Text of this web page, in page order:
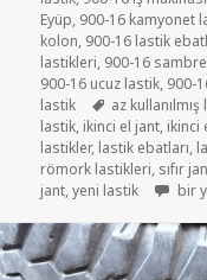
Eyüp, 900-16 kamyonet
kolon, 900-16 lastik
lastikleri, 900-16
900-16 ucuz lastik, 900-
lastik
Etiketler
az
lastik, ikinci el jant, ikinci
lastikler, lastik ebatları,
römork lastikleri, sıfır
jant,yeni lastik 7-
bir